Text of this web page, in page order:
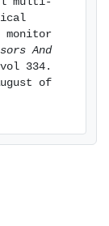
monitor
And
334.
of